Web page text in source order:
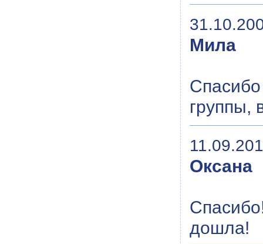
Мила
Спасибо
группы,
Оксана
дошла!